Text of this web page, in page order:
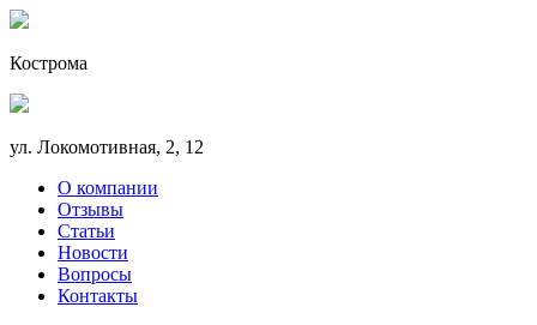
Кострома
ул. Локомотивная, 2, 12
О компании
Отзывы
Статьи
Новости
Вопросы
Контакты